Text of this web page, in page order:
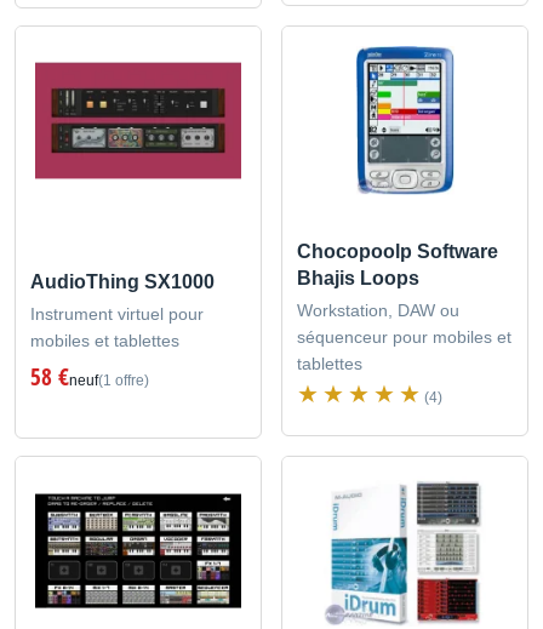
AudioThing SX1000
Instrument virtuel pour
mobiles et tablettes
58 €neuf(1 offre)
Chocopoolp Software
Bhajis Loops
Workstation, DAW ou
séquenceur pour mobiles et
tablettes
(4)